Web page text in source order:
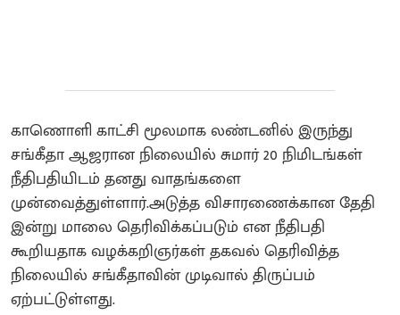
காணொளி காட்சி மூலமாக லண்டனில் இருந்து
சங்கீதா ஆஜரான நிலையில் சுமார் 20 நிமிடங்கள்
நீதிபதியிடம் தனது வாதங்களை
முன்வைத்துள்ளார்.அடுத்த விசாரணைக்கான தேதி
இன்று மாலை தெரிவிக்கப்படும் என நீதிபதி
கூறியதாக வழக்கறிஞர்கள் தகவல் தெரிவித்த
நிலையில் சங்கீதாவின் முடிவால் திருப்பம்
ஏற்பட்டுள்ளது.